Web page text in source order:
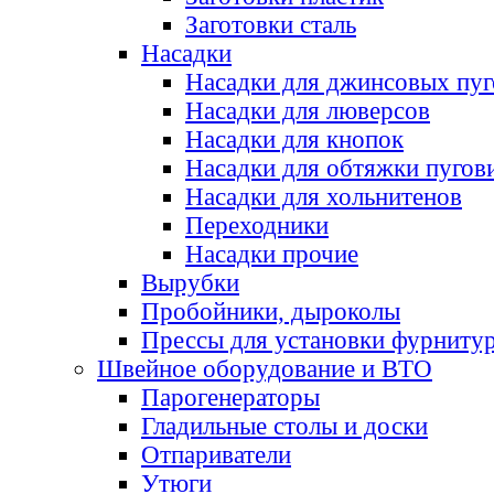
Заготовки сталь
Насадки
Насадки для джинсовых
Насадки для люверсов
Насадки для кнопок
Насадки для обтяжки
Насадки для хольнитенов
Переходники
Насадки прочие
Вырубки
Пробойники, дыроколы
Прессы для установки
Швейное оборудование и ВТО
Парогенераторы
Гладильные столы и доски
Отпариватели
Утюги